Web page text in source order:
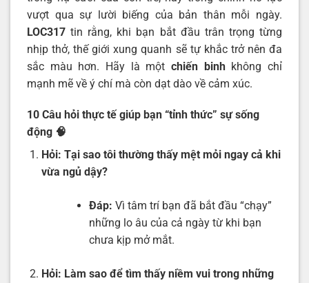
vượt qua sự lười biếng của bản thân mỗi ngày.
LOC317 tin rằng, khi bạn bắt đầu trân trọng từng
nhịp thở, thế giới xung quanh sẽ tự khắc trở nên đa
sắc màu hơn. Hãy là một chiến binhkhông chỉ
mạnh mẽ về ý chí mà còn dạt dào về cảm xúc.
10 Câu hỏi thực tế giúp bạn “tỉnh thức” sự sống
động 🧠
Hỏi: Tại sao tôi thường thấy mệt mỏi ngay cả khi
vừa ngủ dậy?
Đáp: Vì tâm trí bạn đã bắt đầu “chạy”
những lo âu của cả ngày từ khi bạn
chưa kịp mở mắt.
Hỏi: Làm sao để tìm thấy niềm vui trong những